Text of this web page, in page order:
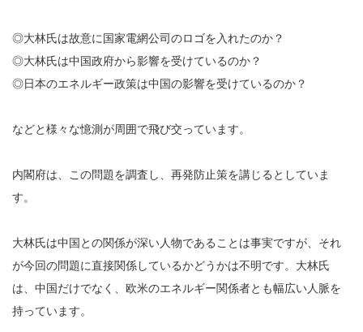
◎大林氏は故意に国家電網公司のロゴを入れたのか？
◎大林氏は中国政府から影響を受けているのか？
◎日本のエネルギー政策は中国の影響を受けているのか？
などと様々な憶測が周囲で飛び交っています。
内閣府は、この問題を調査し、再発防止策を講じるとしていま
す。
大林氏は中国との関係が深い人物であることは事実ですが、それ
が今回の問題に直接関係しているかどうかは不明です。大林氏
は、中国だけでなく、欧米のエネルギー関係者とも幅広い人脈を
持っています。